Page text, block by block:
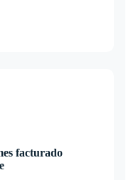
facturado